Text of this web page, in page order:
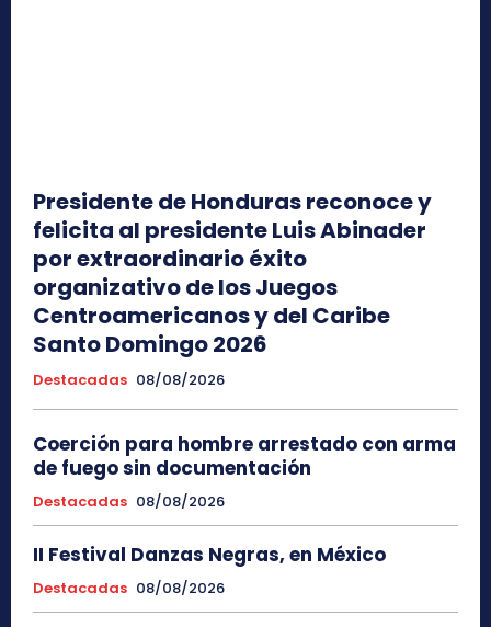
Presidente de Honduras reconoce y
felicita al presidente Luis Abinader
por extraordinario éxito
organizativo de los Juegos
Centroamericanos y del Caribe
Santo Domingo 2026
Destacadas 08/08/2026
Coerción para hombre arrestado con arma
de fuego sin documentación
Destacadas 08/08/2026
II Festival Danzas Negras, en México
Destacadas 08/08/2026